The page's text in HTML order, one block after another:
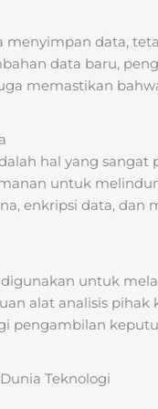
menyimpan data,
data baru,
memastikan
hal yang
untuk
enkripsi data, dan
untuk
alat analisis
pengambilan
Teknologi